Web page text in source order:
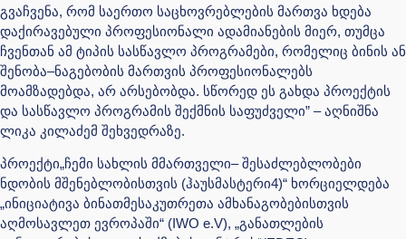
გვაჩვენა, რომ საერთო საცხოვრებლების მართვა ხდება
დაქირავებული პროფესიონალი ადამიანების მიერ, თუმცა
ჩვენთან ამ ტიპის სასწავლო პროგრამები, რომელიც ბინის ან
შენობა–ნაგებობის მართვის პროფესიონალებს
მოამზადებდა, არ არსებობდა. სწორედ ეს გახდა პროექტის
და სასწავლო პროგრამის შექმნის საფუძველი” – აღნიშნა
ლიკა კილაძემ შეხვედრაზე.
პროექტი„ჩემი სახლის მმართველი– შესაძლებლობები
ნდობის მშენებლობისთვის (ჰაუსმასტერი4)“ ხორციელდება
„ინიციატივა ბინათმესაკუთრეთა ამხანაგობებისთვის
აღმოსავლეთ ევროპაში“ (IWO e.V), „განათლების